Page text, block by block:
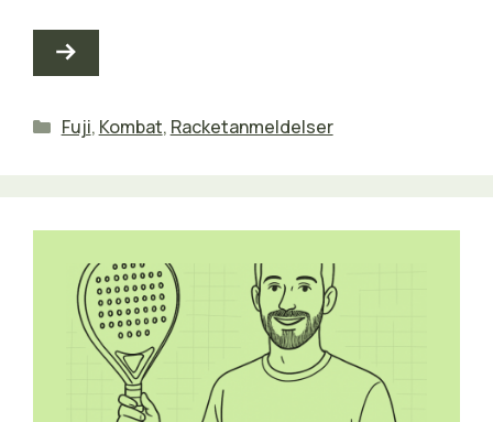
Kategorier
Fuji, Kombat, Racketanmeldelser